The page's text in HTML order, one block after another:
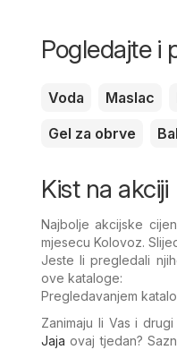
Pogledajte i
Voda Maslac
Gel za obrve
Kist na akciji
Najbolje akcijske
mjesecu Kolovoz.
Jeste li pregledali
ove kataloge:
Pregledavanjem
Zanimaju li Vas i
Jaja ovaj tjedan?